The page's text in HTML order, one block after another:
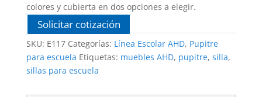
colores y cubierta en dos opciones a elegir.
Solicitar cotización
SKU: E117 Categorías: Línea Escolar AHD, Pupitre
para escuela Etiquetas: muebles AHD, pupitre, silla,
sillas para escuela